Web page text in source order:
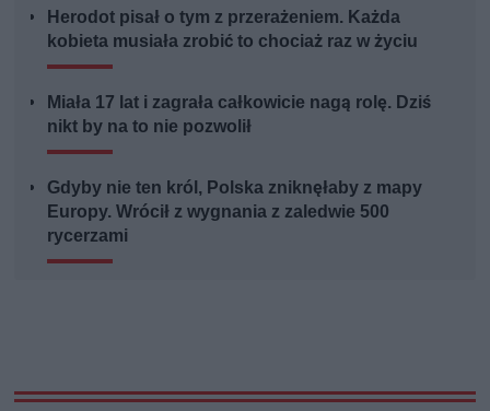
Herodot pisał o tym z przerażeniem. Każda
kobieta musiała zrobić to chociaż raz w życiu
Miała 17 lat i zagrała całkowicie nagą rolę. Dziś
nikt by na to nie pozwolił
Gdyby nie ten król, Polska zniknęłaby z mapy
Europy. Wrócił z wygnania z zaledwie 500
rycerzami